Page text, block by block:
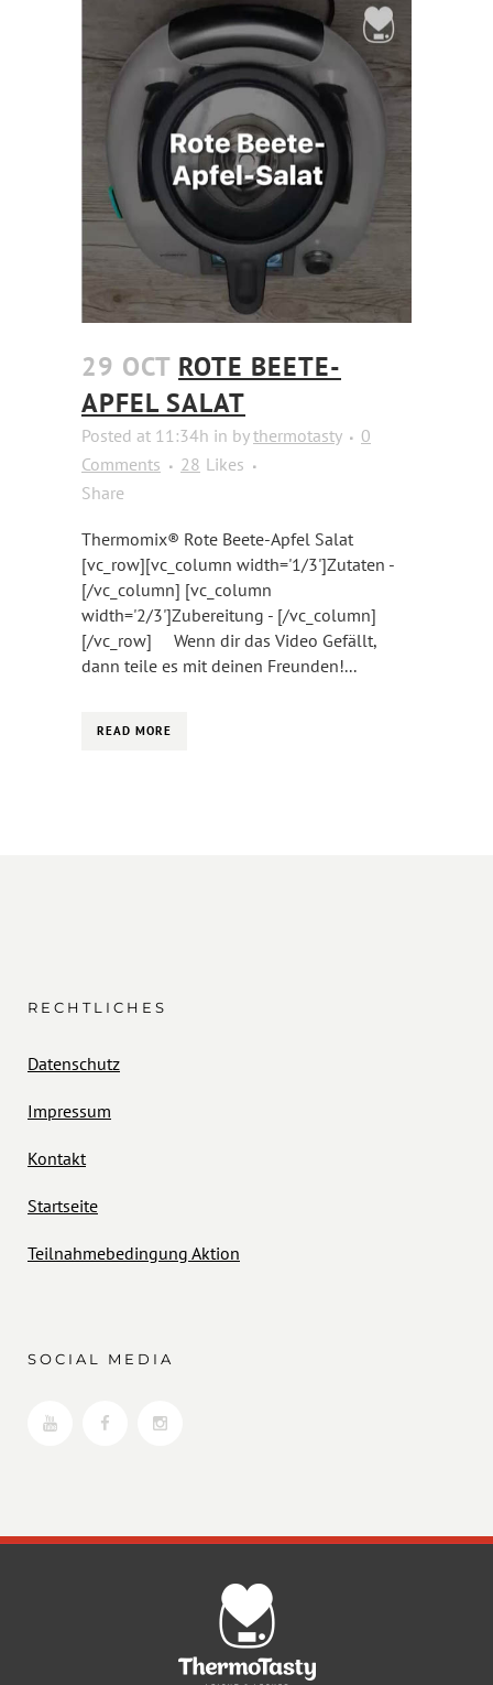
29 OCT ROTE BEETE-
APFEL SALAT
Posted at 11:34h in bythermotasty
0
Comments
28 Likes
Share
Thermomix® Rote Beete-Apfel Salat
[vc_row][vc_column width='1/3']Zutaten -
[/vc_column] [vc_column
width='2/3']Zubereitung - [/vc_column]
[/vc_row] Wenn dir das Video Gefällt,
dann teile es mit deinen Freunden!...
READ MORE
RECHTLICHES
Datenschutz
Impressum
Kontakt
Startseite
Teilnahmebedingung Aktion
SOCIAL MEDIA